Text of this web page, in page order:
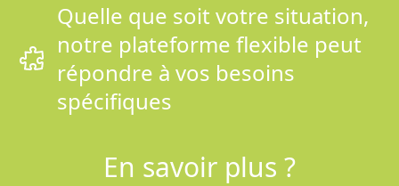
Quelle que soit votre situation,
notre plateforme flexible peut
répondre à vos besoins
spécifiques
En savoir plus ?